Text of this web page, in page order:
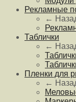
Рекламные
←
Таблички
←
Пленки для
←